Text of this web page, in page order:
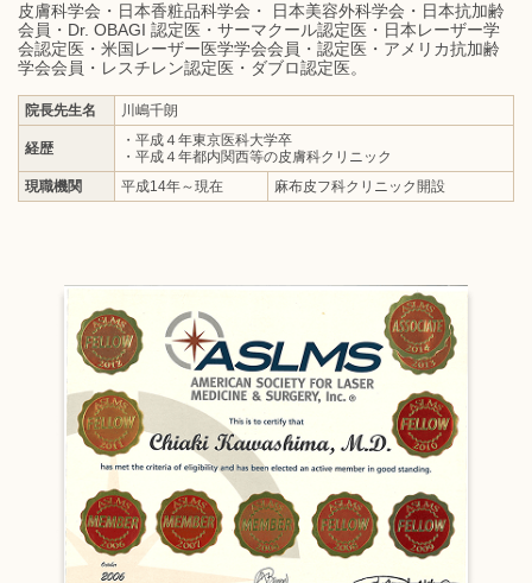
皮膚科学会・日本香粧品科学会・ 日本美容外科学会・日本抗加齢
会員・Dr. OBAGI 認定医・サーマクール認定医・日本レーザー学
会認定医・米国レーザー医学学会会員・認定医・アメリカ抗加齢
学会会員・レスチレン認定医・ダブロ認定医。
院長先生名 川嶋千朗
経歴
・平成４年東京医科大学卒
・平成４年都内関西等の皮膚科クリニック
現職機関
平成14年～現在 麻布皮フ科クリニック開設